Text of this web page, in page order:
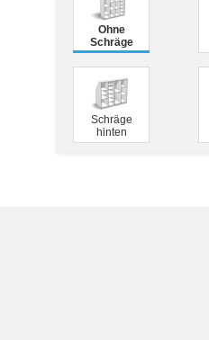
Ohne
Schräge
Schräge
hinten
Wandboards